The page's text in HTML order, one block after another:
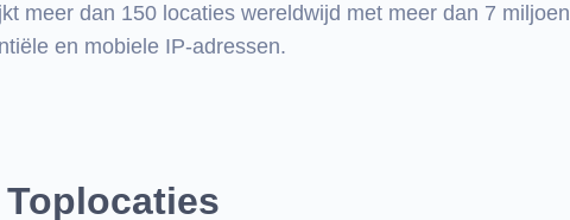
meer dan 150 locaties wereldwijd met meer dan 7 miljoen
en mobiele IP-adressen.
Toplocaties